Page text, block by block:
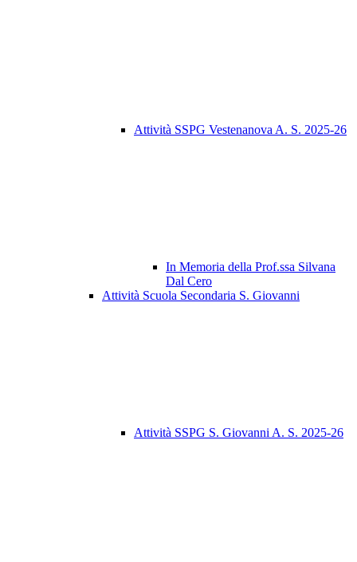
Attività SSPG Vestenanova A. S. 2025-26
In Memoria della Prof.ssa Silvana
Dal Cero
Attività Scuola Secondaria S. Giovanni
Attività SSPG S. Giovanni A. S. 2025-26